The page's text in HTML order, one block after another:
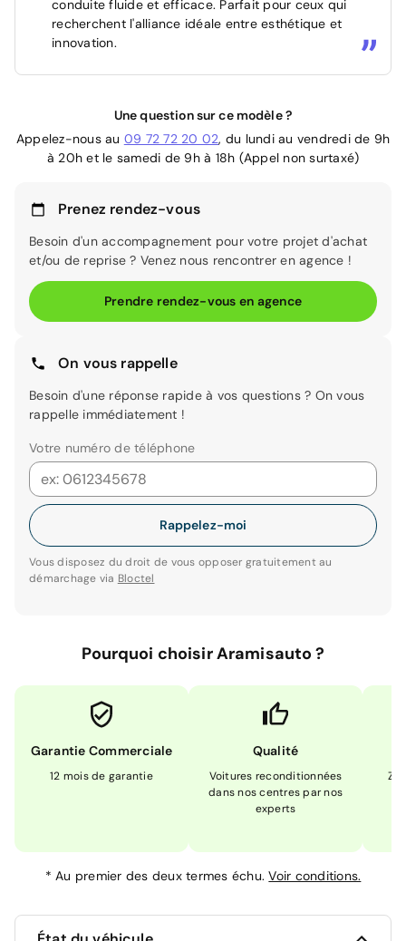
conduite fluide et efficace. Parfait pour ceux qui
recherchent l'alliance idéale entre esthétique et
innovation.
Une question sur ce modèle ?
Appelez-nous au 09 72 72 20 02, du lundi au vendredi de 9h
à 20h et le samedi de 9h à 18h (Appel non surtaxé)
Prenez rendez-vous
Besoin d'un accompagnement pour votre projet d'achat
et/ou de reprise ? Venez nous rencontrer en agence !
Prendre rendez-vous en agence
On vous rappelle
Besoin d'une réponse rapide à vos questions ? On vous
rappelle immédiatement !
Votre numéro de téléphone
Rappelez-moi
Vous disposez du droit de vous opposer gratuitement au
démarchage via Bloctel
Pourquoi choisir Aramisauto ?
Garantie Commerciale
12 mois de garantie
Qualité
Voitures reconditionnées
dans nos centres par nos
experts
*Au premier des deux termes échu.Voir conditions.